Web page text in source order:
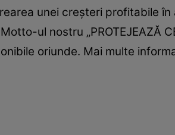
unei creşteri profitabile
ul nostru „PROTEJEAZĂ
oriunde. Mai multe